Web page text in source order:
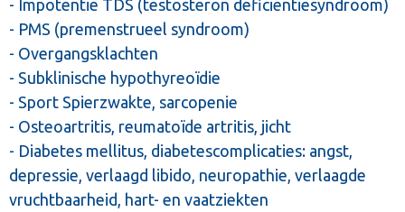
- Impotentie TDS (testosteron deficiëntiesyndroom)
- PMS (premenstrueel syndroom)
- Overgangsklachten
- Subklinische hypothyreoïdie
- Sport Spierzwakte, sarcopenie
- Osteoartritis, reumatoïde artritis, jicht
- Diabetes mellitus, diabetescomplicaties: angst,
depressie, verlaagd libido, neuropathie, verlaagde
vruchtbaarheid, hart- en vaatziekten